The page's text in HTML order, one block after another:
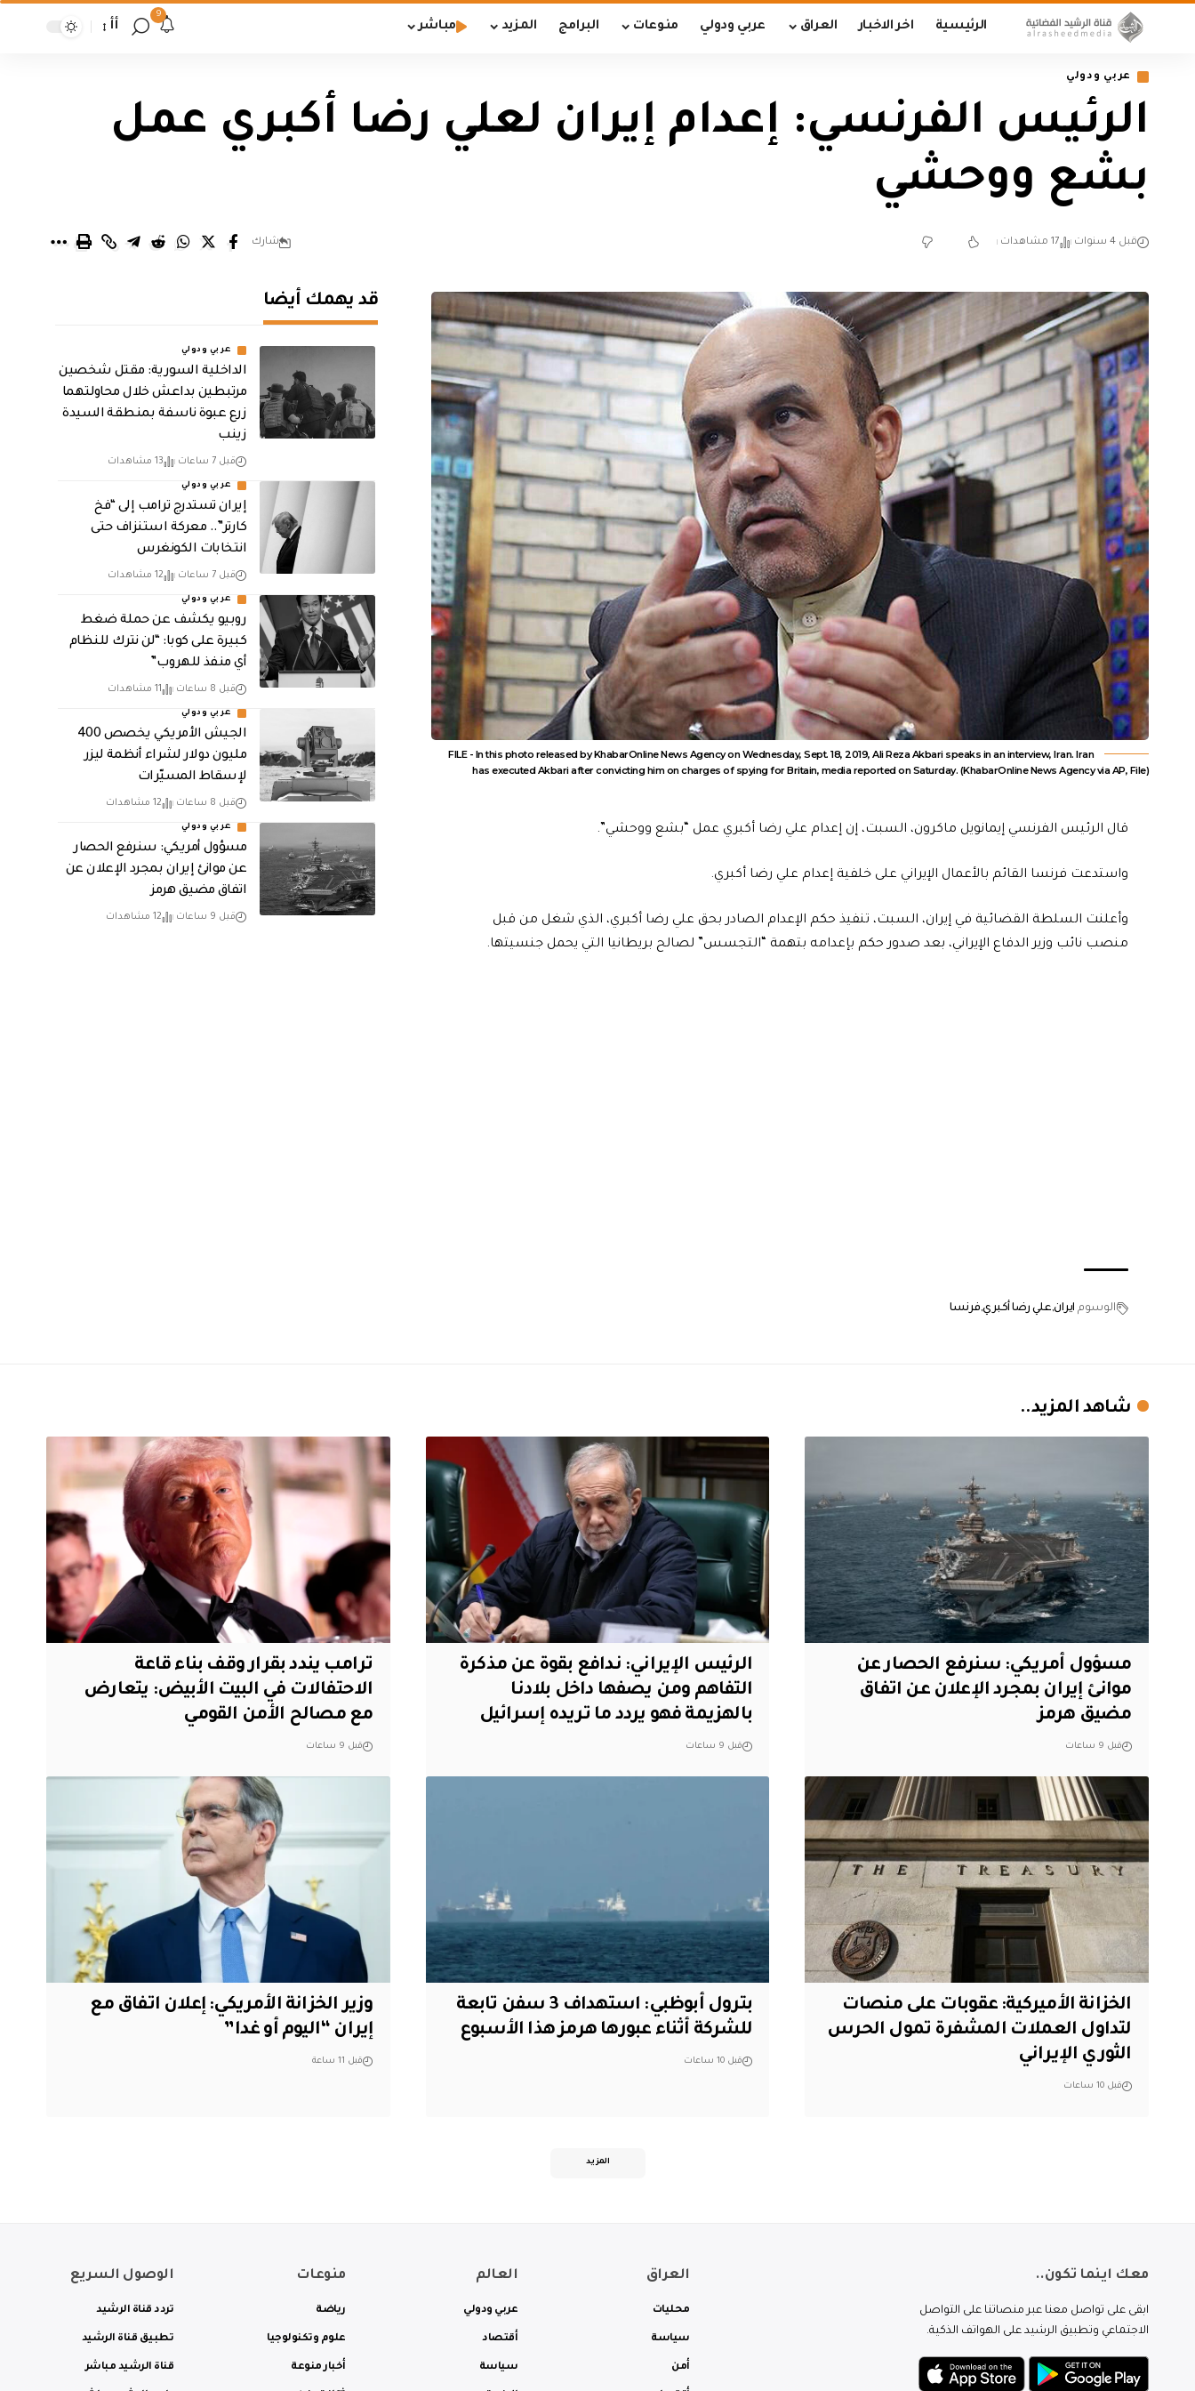
الرئيسية اخر الاخبار العراق عربي ودولي منوعات البرامج المزيد مباشر
9
أأ
عربي ودولي
الرئيس الفرنسي: إعدام إيران لعلي رضا أكبري عمل
بشع ووحشي
قبل 4 سنوات 17 مشاهدات شارك
FILE - In this photo released by KhabarOnline News Agency on Wednesday, Sept. 18, 2019, Ali Reza Akbari speaks in an interview, Iran. Iran
has executed Akbari after convicting him on charges of spying for Britain, media reported on Saturday. (KhabarOnline News Agency via AP, File)
قال الرئيس الفرنسي إيمانويل ماكرون، السبت، إن إعدام علي رضا أكبري عمل “بشع ووحشي”.
واستدعت فرنسا القائم بالأعمال الإيراني على خلفية إعدام علي رضا أكبري.
وأعلنت السلطة القضائية في إيران، السبت، تنفيذ حكم الإعدام الصادر بحق علي رضا أكبري، الذي شغل من قبل
منصب نائب وزير الدفاع الإيراني، بعد صدور حكم بإعدامه بتهمة “التجسس” لصالح بريطانيا التي يحمل جنسيتها.
الوسوم ايران علي رضا أكبري فرنسا
قد يهمك أيضا
عربي ودولي
الداخلية السورية: مقتل شخصين
مرتبطين بداعش خلال محاولتهما
زرع عبوة ناسفة بمنطقة السيدة
زينب
قبل 7 ساعات 13 مشاهدات
عربي ودولي
إيران تستدرج ترامب إلى “فخ
كارتر”.. معركة استنزاف حتى
انتخابات الكونغرس
قبل 7 ساعات 12 مشاهدات
عربي ودولي
روبيو يكشف عن حملة ضغط
كبيرة على كوبا: “لن نترك للنظام
أي منفذ للهروب”
قبل 8 ساعات 11 مشاهدات
عربي ودولي
الجيش الأمريكي يخصص 400
مليون دولار لشراء أنظمة ليزر
لإسقاط المسيّرات
قبل 8 ساعات 12 مشاهدات
عربي ودولي
مسؤول أمريكي: سنرفع الحصار
عن موانئ إيران بمجرد الإعلان عن
اتفاق مضيق هرمز
قبل 9 ساعات 12 مشاهدات
شاهد المزيد..
مسؤول أمريكي: سنرفع الحصار عن
موانئ إيران بمجرد الإعلان عن اتفاق
مضيق هرمز
قبل 9 ساعات
الرئيس الإيراني: ندافع بقوة عن مذكرة
التفاهم ومن يصفها داخل بلادنا
بالهزيمة فهو يردد ما تريده إسرائيل
قبل 9 ساعات
ترامب يندد بقرار وقف بناء قاعة
الاحتفالات في البيت الأبيض: يتعارض
مع مصالح الأمن القومي
قبل 9 ساعات
الخزانة الأميركية: عقوبات على منصات
لتداول العملات المشفرة تمول الحرس
الثوري الإيراني
قبل 10 ساعات
بترول أبوظبي: استهداف 3 سفن تابعة
للشركة أثناء عبورها هرمز هذا الأسبوع
قبل 10 ساعات
وزير الخزانة الأمريكي: إعلان اتفاق مع
إيران “اليوم أو غدا”
قبل 11 ساعة
المزيد
معك اينما تكون..
ابقى على تواصل معنا عبر منصاتنا على التواصل
الاجتماعي وتطبيق الرشيد على الهواتف الذكية.
العراق
محليات
سياسة
أمن
العالم
عربي ودولي
أقتصاد
سياسة
منوعات
رياضة
علوم وتكنولوجيا
أخبار منوعة
الوصول السريع
تردد قناة الرشيد
تطبيق قناة الرشيد
قناة الرشيد مباشر